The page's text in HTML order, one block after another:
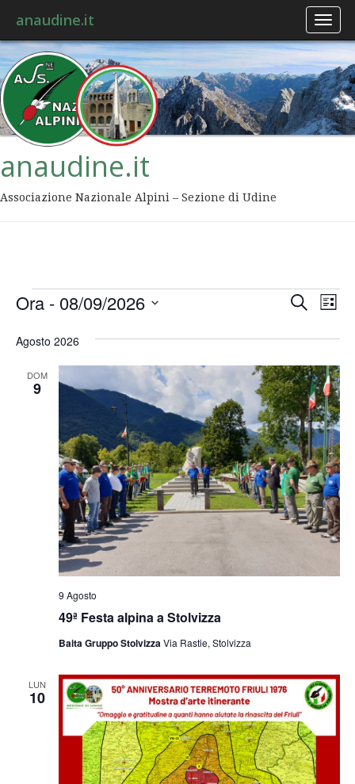
anaudine.it
anaudine.it
Associazione Nazionale Alpini – Sezione di Udine
viste
Cerca
Lista
Ora - 08/09/2026
la
Agosto 2026
DOM
9
49ª Festa alpina a Stolvizza
9 Agosto
Baita Gruppo StolvizzaVia Rastie, Stolvizza
LUN
10